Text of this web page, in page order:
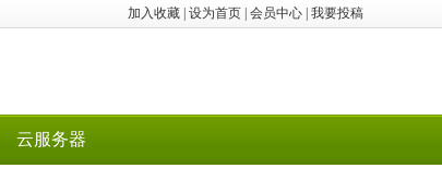
加入收藏 设为首页 会员中心 我要投稿
云服务器